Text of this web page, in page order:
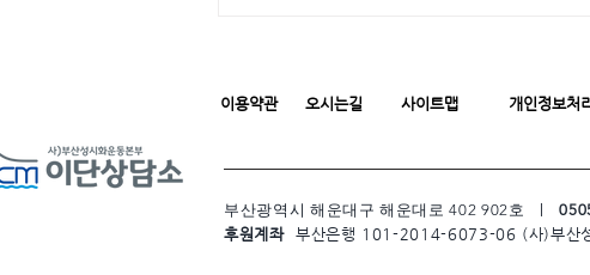
이용약관 오시는길 사이트맵 개인정보처
부산광역시 해운대구 해운대로 402 902호 ㅣ
후원계좌 부산은행 101-2014-6073-06 (사)부산